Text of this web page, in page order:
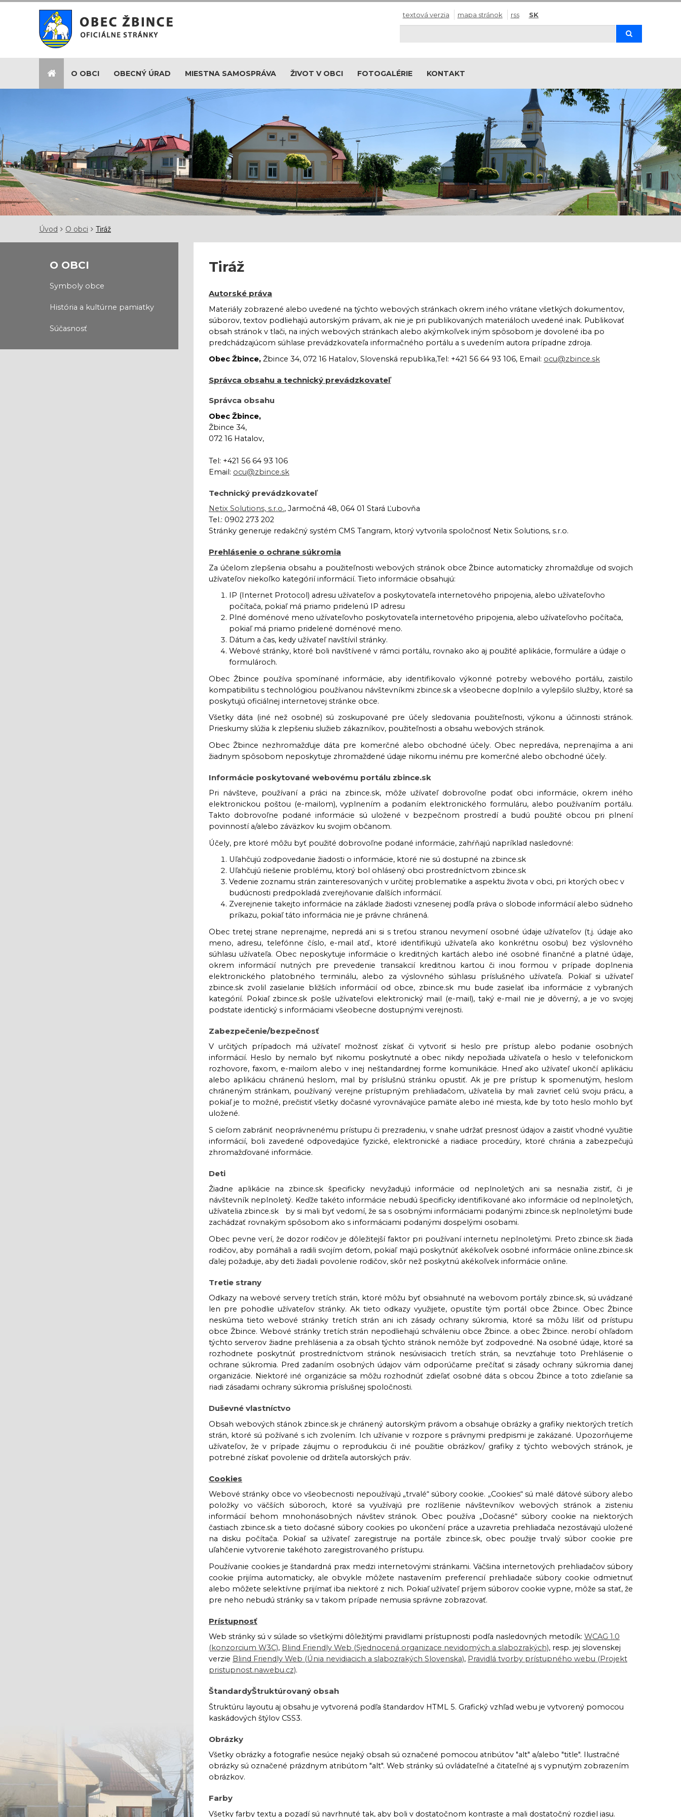
textová verzia mapa stránok rss SK
O OBCI OBECNÝ ÚRAD MIESTNA SAMOSPRÁVA ŽIVOT V OBCI FOTOGALÉRIE KONTAKT
Úvod O obci Tiráž
O OBCI
Symboly obce
História a kultúrne pamiatky
Súčasnosť
Tiráž
Autorské práva
Materiály zobrazené alebo uvedené na týchto webových stránkach okrem iného vrátane všetkých dokumentov,
súborov, textov podliehajú autorským právam, ak nie je pri publikovaných materiáloch uvedené inak. Publikovať
obsah stránok v tlači, na iných webových stránkach alebo akýmkoľvek iným spôsobom je dovolené iba po
predchádzajúcom súhlase prevádzkovateľa informačného portálu a s uvedením autora prípadne zdroja.
Obec Žbince, Žbince 34, 072 16 Hatalov, Slovenská republika,Tel: +421 56 64 93 106, Email: ocu@zbince.sk
Správca obsahu a technický prevádzkovateľ
Správca obsahu
Obec Žbince,
Žbince 34,
072 16 Hatalov,
Tel: +421 56 64 93 106
Email: ocu@zbince.sk
Technický prevádzkovateľ
Netix Solutions, s.r.o., Jarmočná 48, 064 01 Stará Ľubovňa
Tel.: 0902 273 202
Stránky generuje redakčný systém CMS Tangram, ktorý vytvorila spoločnosť Netix Solutions, s.r.o.
Prehlásenie o ochrane súkromia
Za účelom zlepšenia obsahu a použiteľnosti webových stránok obce Žbince automaticky zhromažďuje od svojich
užívateľov niekoľko kategórií informácií. Tieto informácie obsahujú:
IP (Internet Protocol) adresu užívateľov a poskytovateľa internetového pripojenia, alebo užívateľovho
počítača, pokiaľ má priamo pridelenú IP adresu
Plné doménové meno užívateľovho poskytovateľa internetového pripojenia, alebo užívateľovho počítača,
pokiaľ má priamo pridelené doménové meno.
Dátum a čas, kedy užívateľ navštívil stránky.
Webové stránky, ktoré boli navštívené v rámci portálu, rovnako ako aj použité aplikácie, formuláre a údaje o
formulároch.
Obec Žbince používa spomínané informácie, aby identifikovalo výkonné potreby webového portálu, zaistilo
kompatibilitu s technológiou používanou návštevníkmi zbince.sk a všeobecne doplnilo a vylepšilo služby, ktoré sa
poskytujú oficiálnej internetovej stránke obce.
Všetky dáta (iné než osobné) sú zoskupované pre účely sledovania použiteľnosti, výkonu a účinnosti stránok.
Prieskumy slúžia k zlepšeniu služieb zákazníkov, použiteľnosti a obsahu webových stránok.
Obec Žbince nezhromažďuje dáta pre komerčné alebo obchodné účely. Obec nepredáva, neprenajíma a ani
žiadnym spôsobom neposkytuje zhromaždené údaje nikomu inému pre komerčné alebo obchodné účely.
Informácie poskytované webovému portálu zbince.sk
Pri návšteve, používaní a práci na zbince.sk, môže užívateľ dobrovoľne podať obci informácie, okrem iného
elektronickou poštou (e-mailom), vyplnením a podaním elektronického formuláru, alebo používaním portálu.
Takto dobrovoľne podané informácie sú uložené v bezpečnom prostredí a budú použité obcou pri plnení
povinností a/alebo záväzkov ku svojim občanom.
Účely, pre ktoré môžu byť použité dobrovoľne podané informácie, zahŕňajú napríklad nasledovné:
Uľahčujú zodpovedanie žiadosti o informácie, ktoré nie sú dostupné na zbince.sk
Uľahčujú riešenie problému, ktorý bol ohlásený obci prostredníctvom zbince.sk
Vedenie zoznamu strán zainteresovaných v určitej problematike a aspektu života v obci, pri ktorých obec v
budúcnosti predpokladá zverejňovanie ďalších informácií.
Zverejnenie takejto informácie na základe žiadosti vznesenej podľa práva o slobode informácií alebo súdneho
príkazu, pokiaľ táto informácia nie je právne chránená.
Obec tretej strane neprenajme, nepredá ani si s treťou stranou nevymení osobné údaje užívateľov (t.j. údaje ako
meno, adresu, telefónne číslo, e-mail atď., ktoré identifikujú užívateľa ako konkrétnu osobu) bez výslovného
súhlasu užívateľa. Obec neposkytuje informácie o kreditných kartách alebo iné osobné finančné a platné údaje,
okrem informácií nutných pre prevedenie transakcií kreditnou kartou či inou formou v prípade doplnenia
elektronického platobného terminálu, alebo za výslovného súhlasu príslušného užívateľa. Pokiaľ si užívateľ
zbince.sk zvolil zasielanie bližších informácií od obce, zbince.sk mu bude zasielať iba informácie z vybraných
kategórií. Pokiaľ zbince.sk pošle užívateľovi elektronický mail (e-mail), taký e-mail nie je dôverný, a je vo svojej
podstate identický s informáciami všeobecne dostupnými verejnosti.
Zabezpečenie/bezpečnosť
V určitých prípadoch má užívateľ možnosť získať či vytvoriť si heslo pre prístup alebo podanie osobných
informácií. Heslo by nemalo byť nikomu poskytnuté a obec nikdy nepožiada užívateľa o heslo v telefonickom
rozhovore, faxom, e-mailom alebo v inej neštandardnej forme komunikácie. Hneď ako užívateľ ukončí aplikáciu
alebo aplikáciu chránenú heslom, mal by príslušnú stránku opustiť. Ak je pre prístup k spomenutým, heslom
chráneným stránkam, používaný verejne prístupným prehliadačom, užívatelia by mali zavrieť celú svoju prácu, a
pokiaľ je to možné, prečistiť všetky dočasné vyrovnávajúce pamäte alebo iné miesta, kde by toto heslo mohlo byť
uložené.
S cieľom zabrániť neoprávnenému prístupu či prezradeniu, v snahe udržať presnosť údajov a zaistiť vhodné využitie
informácií, boli zavedené odpovedajúce fyzické, elektronické a riadiace procedúry, ktoré chránia a zabezpečujú
zhromažďované informácie.
Deti
Žiadne aplikácie na zbince.sk špecificky nevyžadujú informácie od neplnoletých ani sa nesnažia zistiť, či je
návštevník neplnoletý. Keďže takéto informácie nebudú špecificky identifikované ako informácie od neplnoletých,
užívatelia zbince.sk by si mali byť vedomí, že sa s osobnými informáciami podanými zbince.sk neplnoletými bude
zachádzať rovnakým spôsobom ako s informáciami podanými dospelými osobami.
Obec pevne verí, že dozor rodičov je dôležitejší faktor pri používaní internetu neplnoletými. Preto zbince.sk žiada
rodičov, aby pomáhali a radili svojím deťom, pokiaľ majú poskytnúť akékoľvek osobné informácie online.zbince.sk
ďalej požaduje, aby deti žiadali povolenie rodičov, skôr než poskytnú akékoľvek informácie online.
Tretie strany
Odkazy na webové servery tretích strán, ktoré môžu byť obsiahnuté na webovom portály zbince.sk, sú uvádzané
len pre pohodlie užívateľov stránky. Ak tieto odkazy využijete, opustíte tým portál obce Žbince. Obec Žbince
neskúma tieto webové stránky tretích strán ani ich zásady ochrany súkromia, ktoré sa môžu líšiť od prístupu
obce Žbince. Webové stránky tretích strán nepodliehajú schváleniu obce Žbince. a obec Žbince. nerobí ohľadom
týchto serverov žiadne prehlásenia a za obsah týchto stránok nemôže byť zodpovedné. Na osobné údaje, ktoré sa
rozhodnete poskytnúť prostredníctvom stránok nesúvisiacich tretích strán, sa nevzťahuje toto Prehlásenie o
ochrane súkromia. Pred zadaním osobných údajov vám odporúčame prečítať si zásady ochrany súkromia danej
organizácie. Niektoré iné organizácie sa môžu rozhodnúť zdieľať osobné dáta s obcou Žbince a toto zdieľanie sa
riadi zásadami ochrany súkromia príslušnej spoločnosti.
Duševné vlastníctvo
Obsah webových stánok zbince.sk je chránený autorským právom a obsahuje obrázky a grafiky niektorých tretích
strán, ktoré sú požívané s ich zvolením. Ich užívanie v rozpore s právnymi predpismi je zakázané. Upozorňujeme
užívateľov, že v prípade záujmu o reprodukciu či iné použitie obrázkov/ grafiky z týchto webových stránok, je
potrebné získať povolenie od držiteľa autorských práv.
Cookies
Webové stránky obce vo všeobecnosti nepoužívajú „trvalé“ súbory cookie. „Cookies“ sú malé dátové súbory alebo
položky vo väčších súboroch, ktoré sa využívajú pre rozlíšenie návštevníkov webových stránok a zisteniu
informácií behom mnohonásobných návštev stránok. Obec používa „Dočasné“ súbory cookie na niektorých
častiach zbince.sk a tieto dočasné súbory cookies po ukončení práce a uzavretia prehliadača nezostávajú uložené
na disku počítača. Pokiaľ sa užívateľ zaregistruje na portále zbince.sk, obec použije trvalý súbor cookie pre
uľahčenie vytvorenie takéhoto zaregistrovaného prístupu.
Používanie cookies je štandardná prax medzi internetovými stránkami. Väčšina internetových prehliadačov súbory
cookie prijíma automaticky, ale obvykle môžete nastavením preferencií prehliadače súbory cookie odmietnuť
alebo môžete selektívne prijímať iba niektoré z nich. Pokiaľ užívateľ príjem súborov cookie vypne, môže sa stať, že
pre neho nebudú stránky sa v takom prípade nemusia správne zobrazovať.
Prístupnosť
Web stránky sú v súlade so všetkými dôležitými pravidlami prístupnosti podľa nasledovných metodík: WCAG 1.0
(konzorcium W3C), Blind Friendly Web (Sjednocená organizace nevidomých a slabozrakých), resp. jej slovenskej
verzie Blind Friendly Web (Únia nevidiacich a slabozrakých Slovenska), Pravidlá tvorby prístupného webu (Projekt
pristupnost.nawebu.cz).
ŠtandardyŠtruktúrovaný obsah
Štruktúru layoutu aj obsahu je vytvorená podľa štandardov HTML 5. Grafický vzhľad webu je vytvorený pomocou
kaskádových štýlov CSS3.
Obrázky
Všetky obrázky a fotografie nesúce nejaký obsah sú označené pomocou atribútov "alt" a/alebo "title". Ilustračné
obrázky sú označené prázdnym atribútom "alt". Web stránky sú ovládateľné a čitateľné aj s vypnutým zobrazením
obrázkov.
Farby
Všetky farby textu a pozadí sú navrhnuté tak, aby boli v dostatočnom kontraste a mali dostatočný rozdiel jasu.